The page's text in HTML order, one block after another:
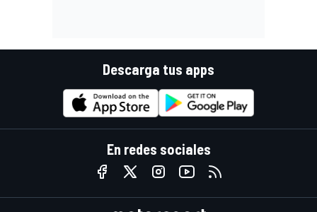
Descarga tus apps
En redes sociales